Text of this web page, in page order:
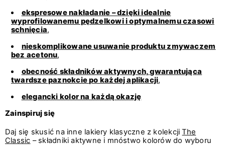
ekspresowe nakładanie – dzięki idealnie
wyprofilowanemu pędzelkowi i optymalnemu czasowi
schnięcia,
nieskomplikowane usuwanie produktu zmywaczem
bez acetonu,
obecność składników aktywnych, gwarantująca
twardsze paznokcie po każdej aplikacji,
elegancki kolor na każdą okazję
Zainspiruj się
Daj się skusić na inne lakiery klasyczne z kolekcjiThe
Classic – składniki aktywne i mnóstwo kolorów do wyboru